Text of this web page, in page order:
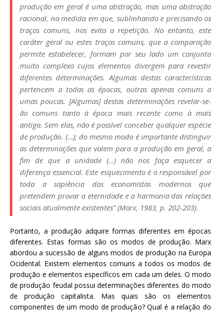
produção em geral é uma abstração, mas uma abstração
racional, na medida em que, sublinhando e precisando os
traços comuns, nos evita a repetição. No entanto, este
caráter geral ou estes traços comuns, que a comparação
permite estabelecer, formam por seu lado um conjunto
muito complexo cujos elementos divergem para revestir
diferentes determinações. Algumas destas características
pertencem a todas as épocas, outras apenas comuns a
umas poucas. [Algumas] destas determinações revelar-se-
ão comuns tanto à época mais recente como à mais
antiga. Sem elas, não é possível conceber qualquer espécie
de produção. (…); do mesmo modo é importante distinguir
as determinações que valem para a produção em geral, a
fim de que a unidade (…) não nos faça esquecer a
diferença essencial. Este esquecimento é o responsável por
toda a sapiência dos economistas modernos que
pretendem provar a eternidade e a harmonia das relações
sociais atualmente existentes” (Marx, 1983, p. 202-203).
Portanto, a produção adquire formas diferentes em épocas
diferentes. Estas formas são os modos de produção. Marx
abordou a sucessão de alguns modos de produção na Europa
Ocidental. Existem elementos comuns a todos os modos de
produção e elementos específicos em cada um deles. O modo
de produção feudal possui determinações diferentes do modo
de produção capitalista. Mas quais são os elementos
componentes de um modo de produção? Qual é a relação do